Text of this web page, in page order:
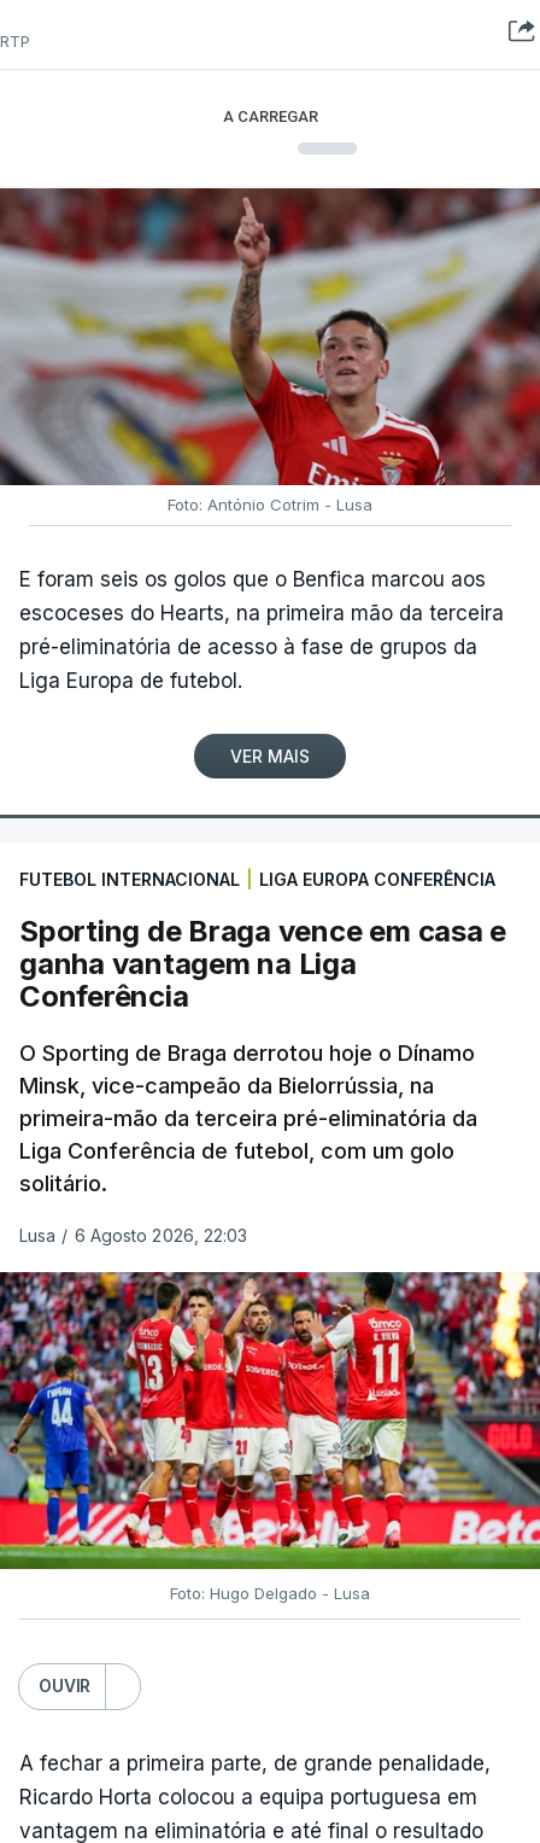
RTP
A CARREGAR
Foto: António Cotrim - Lusa
E foram seis os golos que o Benfica marcou aos
escoceses do Hearts, na primeira mão da terceira
pré-eliminatória de acesso à fase de grupos da
Liga Europa de futebol.
VER MAIS
FUTEBOL INTERNACIONAL LIGA EUROPA CONFERÊNCIA
Sporting de Braga vence em casa e
ganha vantagem na Liga
Conferência
O Sporting de Braga derrotou hoje o Dínamo
Minsk, vice-campeão da Bielorrússia, na
primeira-mão da terceira pré-eliminatória da
Liga Conferência de futebol, com um golo
solitário.
Lusa / 6 Agosto 2026, 22:03
Foto: Hugo Delgado - Lusa
OUVIR
A fechar a primeira parte, de grande penalidade,
Ricardo Horta colocou a equipa portuguesa em
vantagem na eliminatória e até final o resultado